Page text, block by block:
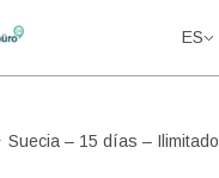
ES
Suecia – 15 días – Ilimitado